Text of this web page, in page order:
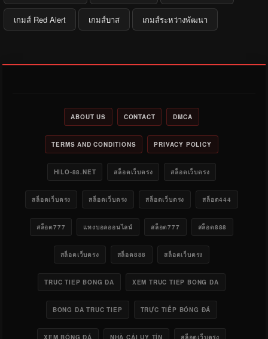
เกมส์ Red Alert เกมส์บาส เกมส์ระหว่างพัฒนา
ABOUT US CONTACT DMCA
TERMS AND CONDITIONS PRIVACY POLICY
HILO-88.NET สล็อตเว็บตรง สล็อตเว็บตรง
สล็อตเว็บตรง สล็อตเว็บตรง สล็อตเว็บตรง สล็อต444
สล็อต777 แทงบอลออนไลน์ สล็อต777 สล็อต888
สล็อตเว็บตรง สล็อต888 สล็อตเว็บตรง
TRUC TIEP BONG DA XEM TRUC TIEP BONG DA
BONG DA TRUC TIEP TRỰC TIẾP BÓNG ĐÁ